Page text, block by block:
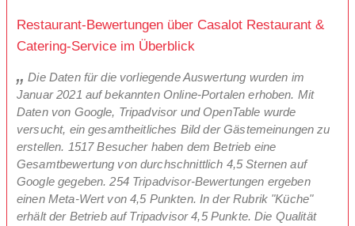
Restaurant-Bewertungen über Casalot Restaurant &
Catering-Service im Überblick
Die Daten für die vorliegende Auswertung wurden im
Januar 2021 auf bekannten Online-Portalen erhoben. Mit
Daten von Google, Tripadvisor und OpenTable wurde
versucht, ein gesamtheitliches Bild der Gästemeinungen zu
erstellen. 1517 Besucher haben dem Betrieb eine
Gesamtbewertung von durchschnittlich 4,5 Sternen auf
Google gegeben. 254 Tripadvisor-Bewertungen ergeben
einen Meta-Wert von 4,5 Punkten. In der Rubrik "Küche"
erhält der Betrieb auf Tripadvisor 4,5 Punkte. Die Qualität